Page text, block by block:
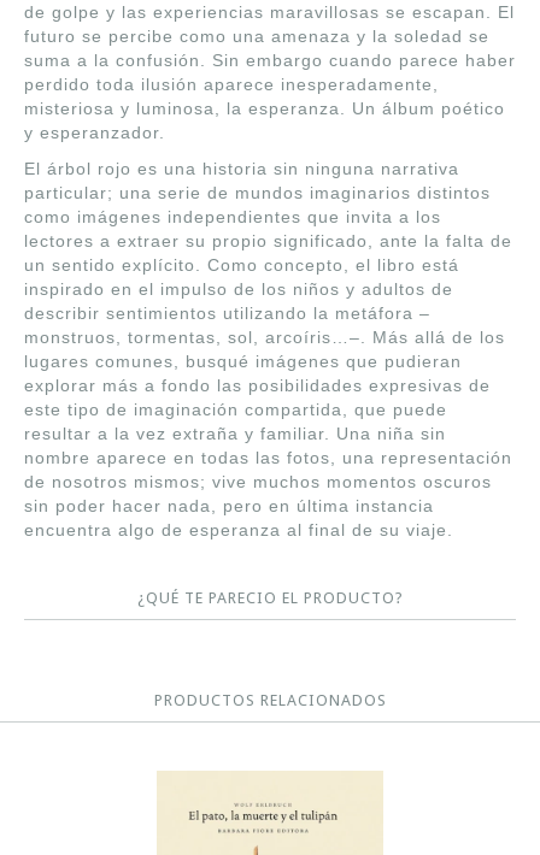
de golpe y las experiencias maravillosas se escapan. El
futuro se percibe como una amenaza y la soledad se
suma a la confusión. Sin embargo cuando parece haber
perdido toda ilusión aparece inesperadamente,
misteriosa y luminosa, la esperanza. Un álbum poético
y esperanzador.
El árbol rojo es una historia sin ninguna narrativa
particular; una serie de mundos imaginarios distintos
como imágenes independientes que invita a los
lectores a extraer su propio significado, ante la falta de
un sentido explícito. Como concepto, el libro está
inspirado en el impulso de los niños y adultos de
describir sentimientos utilizando la metáfora –
monstruos, tormentas, sol, arcoíris…–. Más allá de los
lugares comunes, busqué imágenes que pudieran
explorar más a fondo las posibilidades expresivas de
este tipo de imaginación compartida, que puede
resultar a la vez extraña y familiar. Una niña sin
nombre aparece en todas las fotos, una representación
de nosotros mismos; vive muchos momentos oscuros
sin poder hacer nada, pero en última instancia
encuentra algo de esperanza al final de su viaje.
¿QUÉ TE PARECIO EL PRODUCTO?
PRODUCTOS RELACIONADOS